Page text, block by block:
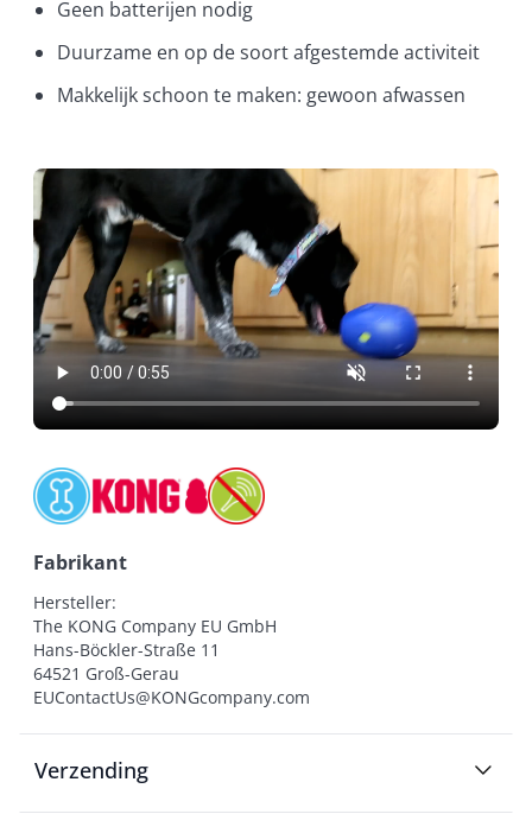
Geen batterijen nodig
Duurzame en op de soort afgestemde activiteit
Makkelijk schoon te maken: gewoon afwassen
Fabrikant
Hersteller:
The KONG Company EU GmbH
Hans-Böckler-Straße 11
64521 Groß-Gerau
EUContactUs@KONGcompany.com
Verzending